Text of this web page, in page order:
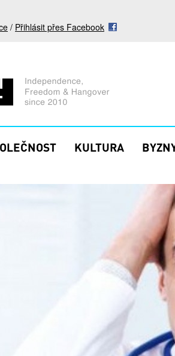
/ Přihlásit přes Facebook
KULTURA